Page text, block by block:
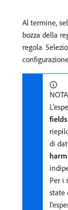
Al termine,
bozza della
regola.
NOTA
fields
di
Per i
state